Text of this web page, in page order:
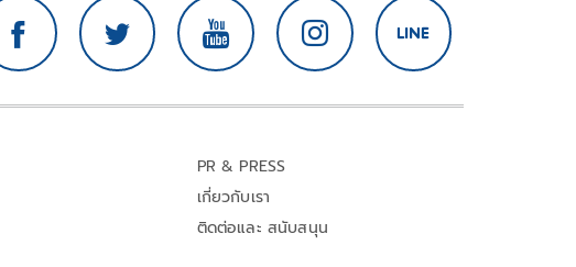
PR & PRESS
เกี่ยวกับเรา
ติดต่อและ สนับสนุน